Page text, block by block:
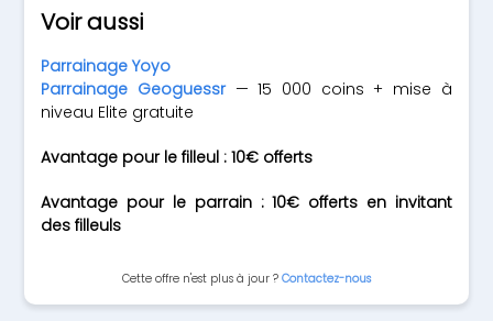
Voir aussi
Parrainage Yoyo
Parrainage Geoguessr— 15 000 coins + mise à
niveau Elite gratuite
Avantage pour le filleul : 10€ offerts
Avantage pour le parrain : 10€ offerts en invitant
des filleuls
Cette offre n'est plus à jour ? Contactez-nous